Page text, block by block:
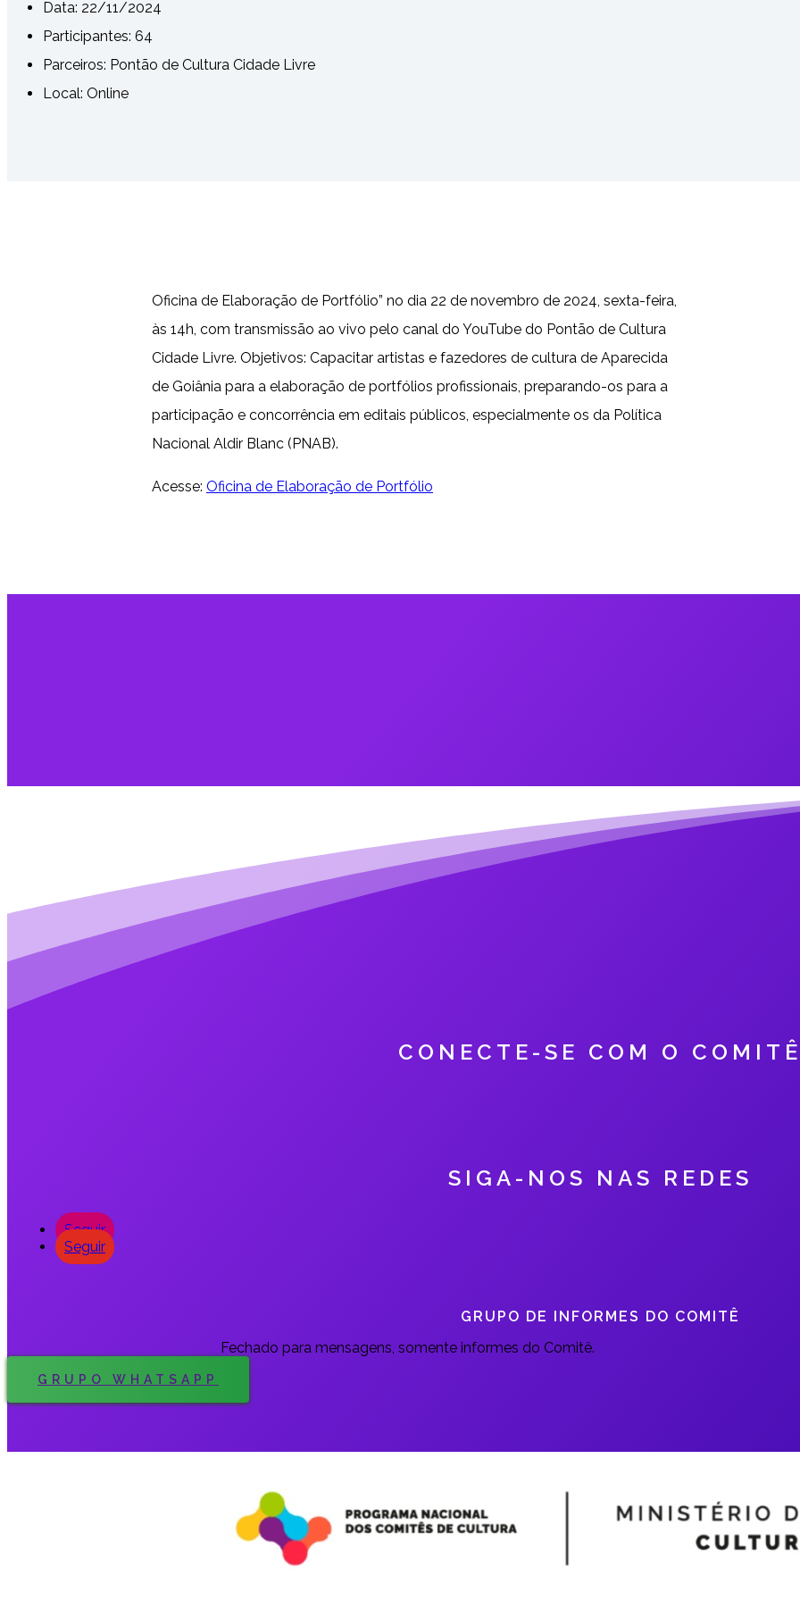
Data: 22/11/2024
Participantes: 64
Parceiros: Pontão de Cultura Cidade Livre
Local: Online
Oficina de Elaboração de Portfólio” no dia 22 de novembro de 2024, sexta-feira,
às 14h, com transmissão ao vivo pelo canal do YouTube do Pontão de Cultura
Cidade Livre. Objetivos: Capacitar artistas e fazedores de cultura de Aparecida
de Goiânia para a elaboração de portfólios profissionais, preparando-os para a
participação e concorrência em editais públicos, especialmente os da Política
Nacional Aldir Blanc (PNAB).
Acesse: Oficina de Elaboração de Portfólio
CONECTE-SE COM O
SIGA-NOS NAS REDES
Seguir
Seguir
GRUPO DE INFORMES DO COMITÊ
Fechado para mensagens, somente informes do Comitê.
GRUPO WHATSAPP